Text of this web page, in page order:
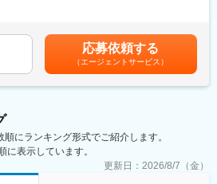
両の運転・フォークリフトや重機の操作・
育成や安全指導など活躍の幅を広げること
す。
企業
注管理、現場との連携業務を担当。1年程度
を引き継ぎながら、信頼関係を構築してい
など、建材営業＋工事営業の両面で活躍し
県内で、社用車（AT限定可）を利用した訪
ルマはなく、成果は賞与や特別ボーナスで
合あり。賃金はあくまでも目安の金額であ
する可能性があります。月給(月額)は固定手
応募依頼する
（エージェントサービス）
にランキング形式でご紹介します。
に表示しています。
更新日： 2026/8/7（金）